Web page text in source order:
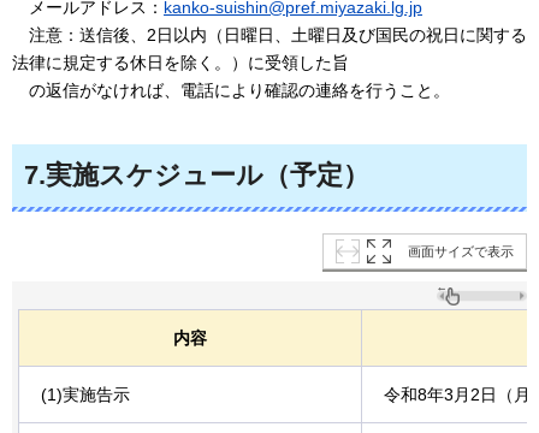
メールアドレス： kanko-suishin@pref.miyazaki.lg.jp
注意：送信後、2日以内（日曜日、土曜日及び国民の祝日に関する
法律に規定する休日を除く。）に受領した旨
の返信がなければ、電話により確認の連絡を行うこと。
7.実施スケジュール（予定）
画面サイズで表示
内容
(1)実施告示 令和8年3月2日（月